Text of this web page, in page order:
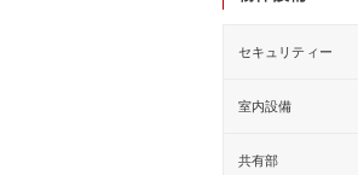
セキュリティー
室内設備
共有部